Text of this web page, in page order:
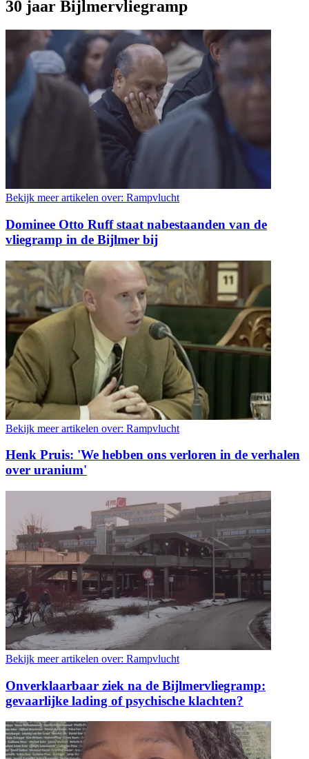
30 jaar Bijlmervliegramp
Bekijk meer artikelen over: Rampvlucht
Dominee Otto Ruff staat nabestaanden van de
vliegramp in de Bijlmer bij
Bekijk meer artikelen over: Rampvlucht
Henk Pruis: 'We hebben ons verloren in de verhalen
over uranium'
Bekijk meer artikelen over: Rampvlucht
Onverklaarbaar ziek na de Bijlmervliegramp:
gevaarlijke lading of psychische klachten?